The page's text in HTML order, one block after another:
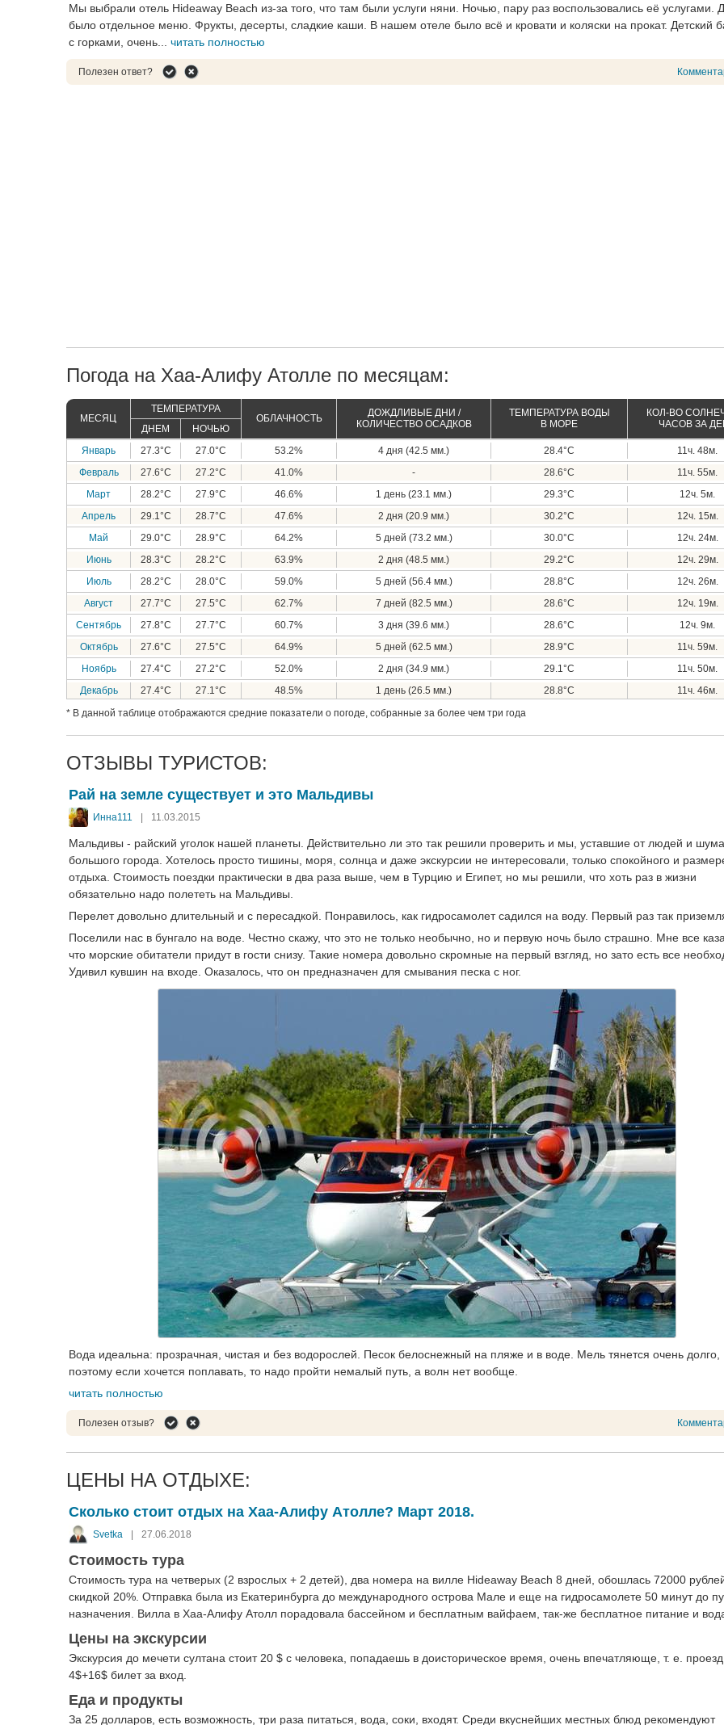
Мы выбрали отель Hideaway Beach из-за того, что там были услуги няни. Ночью, пару раз воспользовались её услугами.
было отдельное меню. Фрукты, десерты, сладкие каши. В нашем отеле было всё и кровати и коляски на прокат. Детский
с горками, очень... читать полностью
Полезен ответ?
Погода на Хаа-Алифу Атолле по месяцам:
МЕСЯЦ
ТЕМПЕРАТУРА
ОБЛАЧНОСТЬ
ДОЖДЛИВЫЕ ДНИ /
КОЛИЧЕСТВО ОСАДКОВ
ТЕМПЕРАТУРА ВОДЫ
В МОРЕ
КОЛ-ВО
ЧАСОВ ЗА
ДНЕМ
НОЧЬЮ
Январь
27.3°C 27.0°C 53.2% 4 дня (42.5 мм.) 28.4°C
11ч. 48м.
Февраль
27.6°C 27.2°C 41.0% - 28.6°C
11ч. 55м.
Март
28.2°C 27.9°C 46.6% 1 день (23.1 мм.) 29.3°C
12ч. 5м.
Апрель
29.1°C 28.7°C 47.6% 2 дня (20.9 мм.) 30.2°C
12ч. 15м.
Май
29.0°C 28.9°C 64.2% 5 дней (73.2 мм.) 30.0°C
12ч. 24м.
Июнь
28.3°C 28.2°C 63.9% 2 дня (48.5 мм.) 29.2°C
12ч. 29м.
Июль
28.2°C 28.0°C 59.0% 5 дней (56.4 мм.) 28.8°C
12ч. 26м.
Август
27.7°C 27.5°C 62.7% 7 дней (82.5 мм.) 28.6°C
12ч. 19м.
Сентябрь
27.8°C 27.7°C 60.7% 3 дня (39.6 мм.) 28.6°C
12ч. 9м.
Октябрь
27.6°C 27.5°C 64.9% 5 дней (62.5 мм.) 28.9°C
11ч. 59м.
Ноябрь
27.4°C 27.2°C 52.0% 2 дня (34.9 мм.) 29.1°C
11ч. 50м.
Декабрь
27.4°C 27.1°C 48.5% 1 день (26.5 мм.) 28.8°C
11ч. 46м.
* В данной таблице отображаются средние показатели о погоде, собранные за более чем три года
ОТЗЫВЫ ТУРИСТОВ:
Рай на земле существует и это Мальдивы
Инна111 | 11.03.2015
Мальдивы - райский уголок нашей планеты. Действительно ли это так решили проверить и мы, уставшие от людей и шума
большого города. Хотелось просто тишины, моря, солнца и даже экскурсии не интересовали, только спокойного и
отдыха. Стоимость поездки практически в два раза выше, чем в Турцию и Египет, но мы решили, что хоть раз в жизни
обязательно надо полететь на Мальдивы.
Перелет довольно длительный и с пересадкой. Понравилось, как гидросамолет садился на воду. Первый раз так
Поселили нас в бунгало на воде. Честно скажу, что это не только необычно, но и первую ночь было страшно. Мне все
что морские обитатели придут в гости снизу. Такие номера довольно скромные на первый взгляд, но зато есть все
Удивил кувшин на входе. Оказалось, что он предназначен для смывания песка с ног.
Вода идеальна: прозрачная, чистая и без водорослей. Песок белоснежный на пляже и в воде. Мель тянется очень долго,
поэтому если хочется поплавать, то надо пройти немалый путь, а волн нет вообще.
читать полностью
Полезен отзыв?
ЦЕНЫ НА ОТДЫХЕ:
Сколько стоит отдых на Хаа-Алифу Атолле? Март 2018.
Svetka | 27.06.2018
Стоимость тура
Стоимость тура на четверых (2 взрослых + 2 детей), два номера на вилле Hideaway Beach 8 дней, обошлась 72000
скидкой 20%. Отправка была из Екатеринбурга до международного острова Мале и еще на гидросамолете 50 минут до
назначения. Вилла в Хаа-Алифу Атолл порадовала бассейном и бесплатным вайфаем, так-же бесплатное питание и
Цены на экскурсии
Экскурсия до мечети султана стоит 20 $ c человека, попадаешь в доисторическое время, очень впечатляюще, т. е. проезд
4$+16$ билет за вход.
Еда и продукты
За 25 долларов, есть возможность, три раза питаться, вода, соки, входят. Среди вкуснейших местных блюд рекомендуют